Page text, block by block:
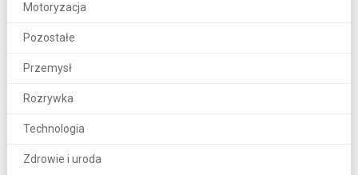
Motoryzacja
Pozostałe
Przemysł
Rozrywka
Technologia
Zdrowie i uroda